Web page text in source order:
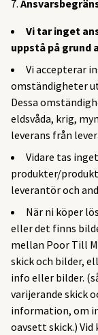
Vi tar inget
uppstå på grund
Vi accepterar
omständigheter
Dessa
eldsvåda, krig,
leverans från
Vidare tas
produkter/
leverantör och
När ni köper
eller det finns
mellan Poor Till
skick och bilder,
info eller bilder.
varijerande skick
information, om
oavsett skick.)